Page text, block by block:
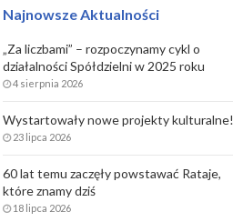
Najnowsze Aktualności
„Za liczbami” – rozpoczynamy cykl o
działalności Spółdzielni w 2025 roku
4 sierpnia 2026
Wystartowały nowe projekty kulturalne!
23 lipca 2026
60 lat temu zaczęły powstawać Rataje,
które znamy dziś
18 lipca 2026